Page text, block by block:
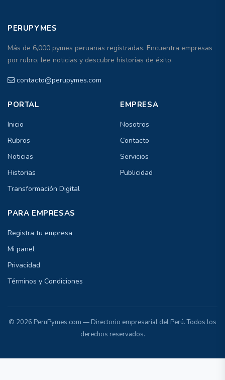
PERUPYMES
Más de 6,000 pymes peruanas registradas. Encuentra empresas
por rubro, lee noticias y descubre historias de éxito.
contacto@perupymes.com
PORTAL
Inicio
Rubros
Noticias
Historias
Transformación Digital
EMPRESA
Nosotros
Contacto
Servicios
Publicidad
PARA EMPRESAS
Registra tu empresa
Mi panel
Privacidad
Términos y Condiciones
© 2026 PeruPymes.com — Directorio empresarial del Perú. Todos los
derechos reservados.